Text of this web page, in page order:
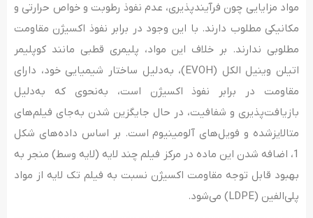
مواد مزایایی چون فرآیندپذیری، عدم نفوذ رطوبت و خواص حرارتی و
مکانیکی مطلوب دارند. با این وجود در برابر نفوذ اکسیژن مقاومت
مطلوبی ندارند. بر خلاف این مواد، پلیمری قطبی مانند کوپلیمر
اتیلن وینیل الکل (EVOH)، به‌دلیل ساختار شیمیایی خود، دارای
مقاومت در برابر نفوذ اکسیژن است، به‌نحوی که به‌دلیل
بازیافت‌پذیری و شفافیت، در حال جایگزین شدن به‌جای فیلم‌های
متالایزشده و فویل‌های آلومینیوم است. بر اساس داده‌های شکل
1، اضافه شدن این ماده در مرکز فیلم چند لایه (لایه وسط) منجر به
بهبود قابل توجه مقاومت اکسیژن نسبت به فیلم تک لایه از مواد
پلی‌الفین (LDPE) می‌شود.